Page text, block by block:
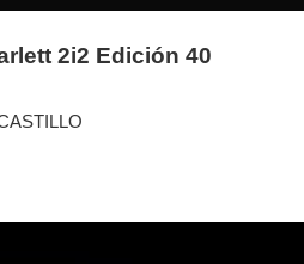
2i2 Edición 40